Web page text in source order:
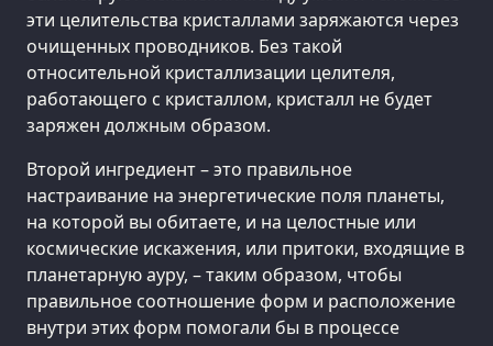
эти целительства кристаллами заряжаются через
очищенных проводников. Без такой
относительной кристаллизации целителя,
работающего с кристаллом, кристалл не будет
заряжен должным образом.
Второй ингредиент – это правильное
настраивание на энергетические поля планеты,
на которой вы обитаете, и на целостные или
космические искажения, или притоки, входящие в
планетарную ауру, – таким образом, чтобы
правильное соотношение форм и расположение
внутри этих форм помогали бы в процессе